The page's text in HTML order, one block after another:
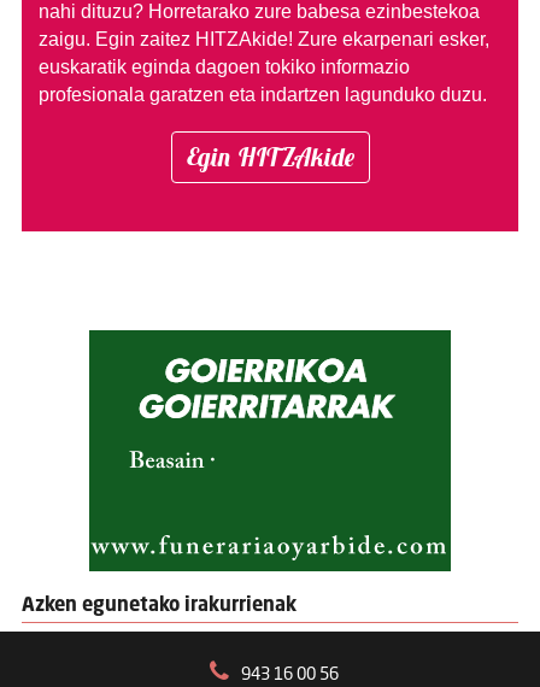
nahi dituzu? Horretarako zure babesa ezinbestekoa
zaigu. Egin zaitez HITZAkide! Zure ekarpenari esker,
euskaratik eginda dagoen tokiko informazio
profesionala garatzen eta indartzen lagunduko duzu.
Egin HITZAkide
Azken egunetako irakurrienak
943 16 00 56